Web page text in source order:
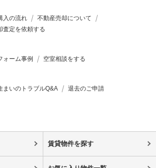
入の流れ
不動産売却について
査定を依頼する
ォーム事例 空室相談をする
まいのトラブルQ&A 退去のご申請
賃貸物件を探す